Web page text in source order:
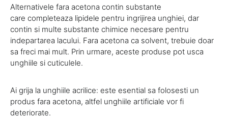
Alternativele fara acetona contin substante
care completeaza lipidele pentru ingrijirea unghiei, dar
contin si multe substante chimice necesare pentru
indepartarea lacului. Fara acetona ca solvent, trebuie doar
sa freci mai mult. Prin urmare, aceste produse pot usca
unghiile si cuticulele.
Ai grija la unghiile acrilice: este esential sa folosesti un
produs fara acetona, altfel unghiile artificiale vor fi
deteriorate.